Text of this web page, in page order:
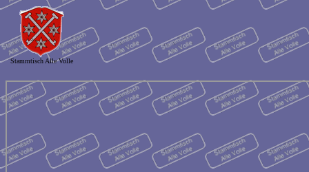
Stammtisch Alle Volle